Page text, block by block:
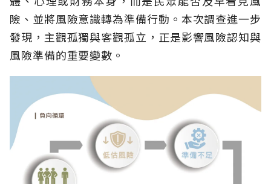
險、並將風險意識轉為準備行動。本次調查進一步
發現，主觀孤獨與客觀孤立，正是影響風險認知與
風險準備的重要變數。